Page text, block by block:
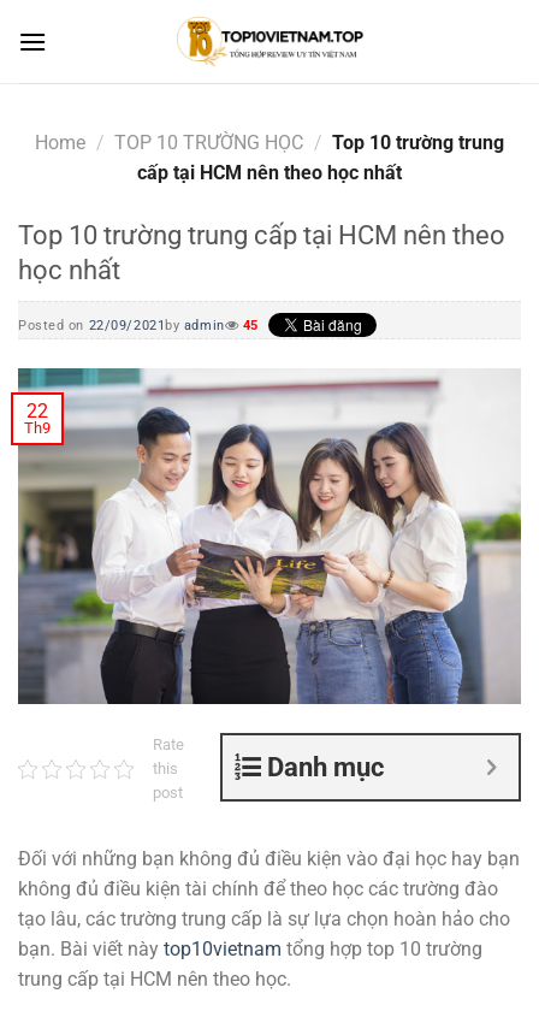
Home / TOP 10 TRƯỜNG HỌC / Top 10 trường trung
cấp tại HCM nên theo học nhất
Top 10 trường trung cấp tại HCM nên theo
học nhất
Posted on 22/09/2021 by admin 45
22
Th9
Danh mục
Rate
this
post
Đối với những bạn không đủ điều kiện vào đại học hay bạn
không đủ điều kiện tài chính để theo học các trường đào
tạo lâu, các trường trung cấp là sự lựa chọn hoàn hảo cho
bạn. Bài viết này top10vietnam tổng hợp top 10 trường
trung cấp tại HCM nên theo học.